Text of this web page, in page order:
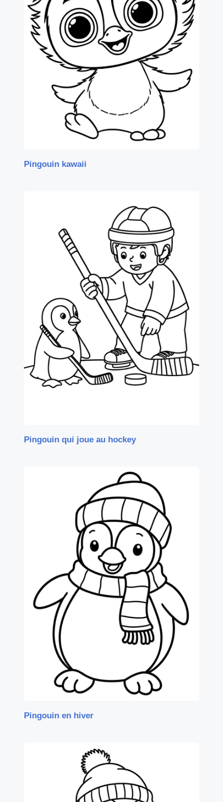
Pingouin kawaii
Pingouin qui joue au hockey
Pingouin en hiver